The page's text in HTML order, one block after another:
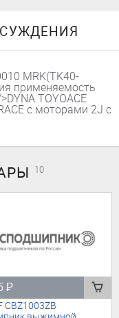
MRK(TK40-
применяемость
TOYOACE
с моторами 2J с
10
₽
CBZ1003ZB